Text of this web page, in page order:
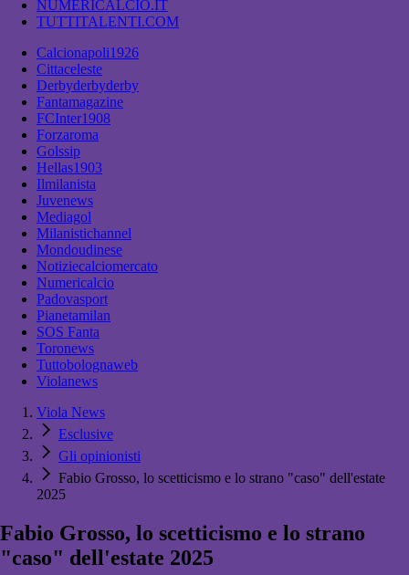
NUMERICALCIO.IT
TUTTITALENTI.COM
Calcionapoli1926
Cittaceleste
Derbyderbyderby
Fantamagazine
FCInter1908
Forzaroma
Golssip
Hellas1903
Ilmilanista
Juvenews
Mediagol
Milanistichannel
Mondoudinese
Notiziecalciomercato
Numericalcio
Padovasport
Pianetamilan
SOS Fanta
Toronews
Tuttobolognaweb
Violanews
Viola News
Esclusive
Gli opinionisti
Fabio Grosso, lo scetticismo e lo strano "caso" dell'estate
2025
Fabio Grosso, lo scetticismo e lo strano
"caso" dell'estate 2025